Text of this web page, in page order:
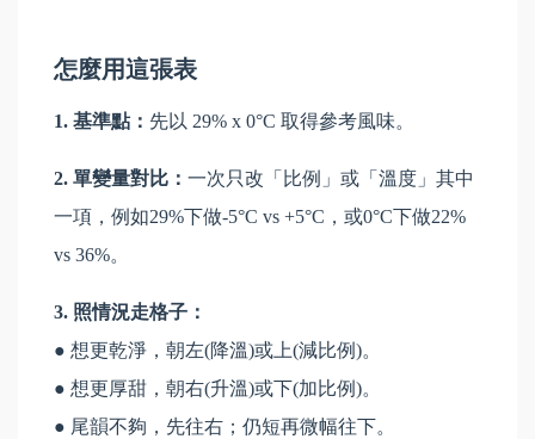
怎麼用這張表
1. 基準點： 先以 29% x 0°C 取得參考風味。
2. 單變量對比： 一次只改「比例」或「溫度」其中
一項，例如29%下做-5°C vs +5°C，或0°C下做22%
vs 36%。
3. 照情況走格子：
● 想更乾淨，朝左(降溫)或上(減比例)。
● 想更厚甜，朝右(升溫)或下(加比例)。
● 尾韻不夠，先往右；仍短再微幅往下。